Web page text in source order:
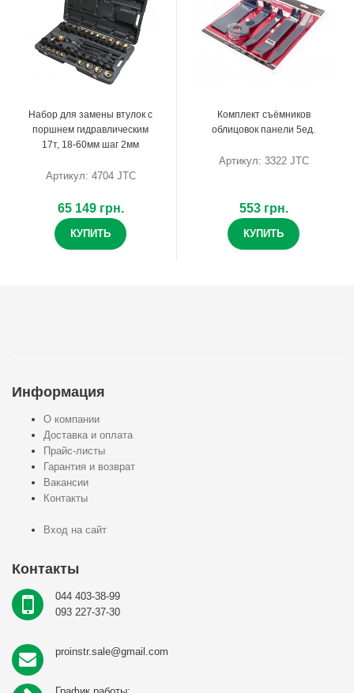
Набор для замены втулок с
поршнем гидравлическим
17т, 18-60мм шаг 2мм
Артикул: 4704 JTC
65 149 грн.
КУПИТЬ
Комплект съёмников
облицовок панели 5ед.
Артикул: 3322 JTC
553 грн.
КУПИТЬ
Информация
О компании
Доставка и оплата
Прайс-листы
Гарантия и возврат
Вакансии
Контакты
Вход на сайт
Контакты
044 403-38-99
093 227-37-30
proinstr.sale@gmail.com
График работы: